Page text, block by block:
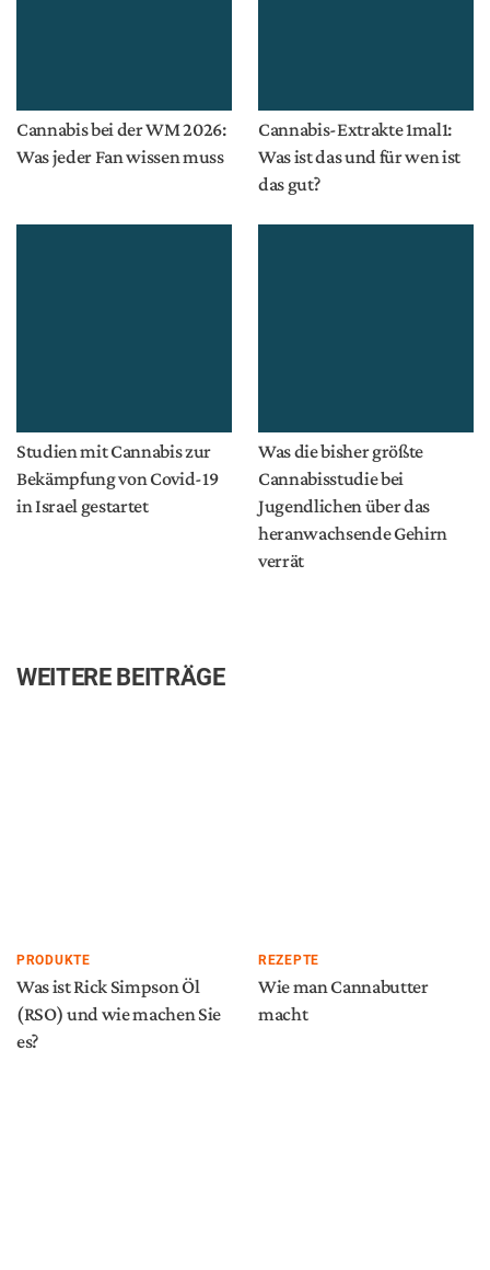
Cannabis bei der WM 2026:
Was jeder Fan wissen muss
Cannabis-Extrakte 1mal1:
Was ist das und für wen ist
das gut?
Studien mit Cannabis zur
Bekämpfung von Covid-19
in Israel gestartet
Was die bisher größte
Cannabisstudie bei
Jugendlichen über das
heranwachsende Gehirn
verrät
WEITERE BEITRÄGE
PRODUKTE
Was ist Rick Simpson Öl
(RSO) und wie machen Sie
es?
REZEPTE
Wie man Cannabutter
macht